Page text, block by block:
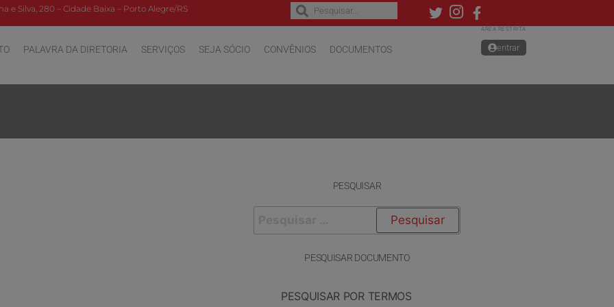
e Silva, 280 – Cidade Baixa – Porto Alegre/RS
PALAVRA DA DIRETORIA SERVIÇOS SEJA SÓCIO CONVÊNIOS DOCUMENTOS
ÁREA RESTRITA
entrar
PESQUISAR
PESQUISAR DOCUMENTO
PESQUISAR POR TERMOS